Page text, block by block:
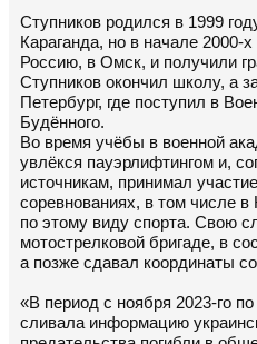
Ступников родился в 1999
Караганда, но в начале 2000-
Россию, в Омск, и получили
Ступников окончил школу, а
Петербург, где поступил в
Будённого.
Во время учёбы в военной
увлёкся пауэрлифтингом и,
источникам, принимал
соревнованиях, в том числе в
по этому виду спорта. Свою
мотострелковой бригаде, в
а позже сдавал координаты
«В период с ноября 2023-го
сливала информацию